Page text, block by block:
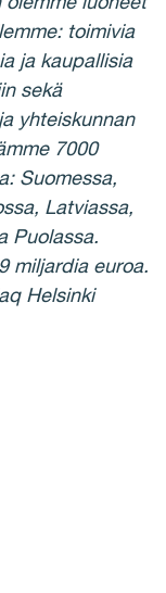
toimivia
ja kaupallisia
sekä
yhteiskunnan
7000
Suomessa,
Latviassa,
Puolassa.
miljardia euroa.
Helsinki